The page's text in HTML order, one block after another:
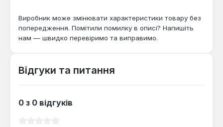
Виробник може змінювати характеристики товару без
попередження. Помітили помилку в описі? Напишіть
нам — швидко перевіримо та виправимо.
Відгуки та питання
0 з 0 відгуків